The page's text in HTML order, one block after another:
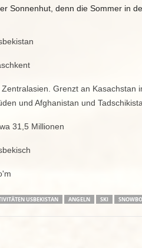
Sonnenhut, denn die Sommer in
Zentralasien. Grenzt an Kasachstan
und Afghanistan und
31,5 Millionen
USBEKISTAN ANGELN SKI